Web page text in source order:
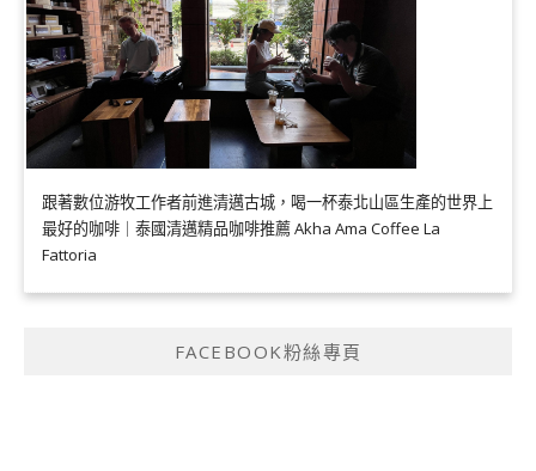
跟著數位游牧工作者前進清邁古城，喝一杯泰北山區生產的世界上
最好的咖啡｜泰國清邁精品咖啡推薦 Akha Ama Coffee La
Fattoria
FACEBOOK粉絲專頁